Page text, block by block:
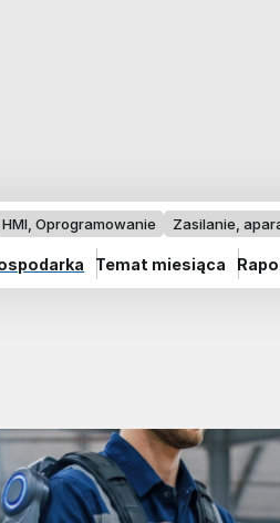
HMI, Oprogramowanie Zasilanie,
Temat miesiąca